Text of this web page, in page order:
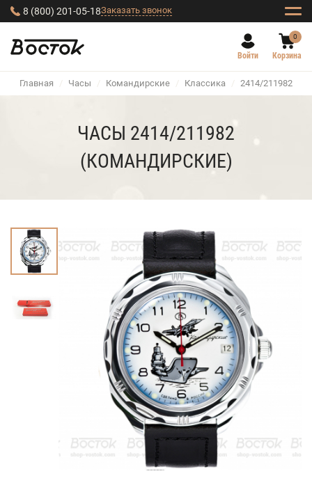
8 (800) 201-05-18Заказать звонок
Войти
0
Корзина
Главная / Часы / Командирские / Классика / 2414/211982
ЧАСЫ 2414/211982
(КОМАНДИРСКИЕ)